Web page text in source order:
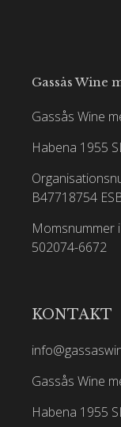
Gassås Wine
Gassås Wine
Habena 1955
B47718754
Momsnummer
502074-6672
KONTAKT
Gassås Wine
Habena 1955